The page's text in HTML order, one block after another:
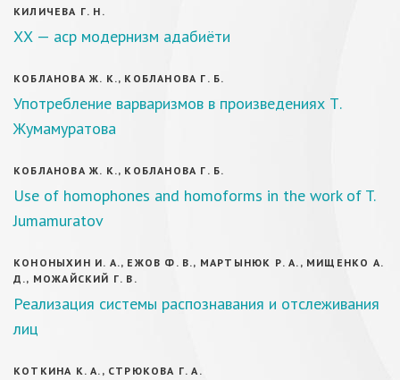
КИЛИЧЕВА Г. Н.
ХХ — аср модернизм адабиёти
КОБЛАНОВА Ж. К., КОБЛАНОВА Г. Б.
Употребление варваризмов в произведениях Т.
Жумамуратова
КОБЛАНОВА Ж. К., КОБЛАНОВА Г. Б.
Use of homophones and homoforms in the work of T.
Jumamuratov
КОНОНЫХИН И. А., ЕЖОВ Ф. В., МАРТЫНЮК Р. А., МИЩЕНКО А.
Д., МОЖАЙСКИЙ Г. В.
Реализация системы распознавания и отслеживания
лиц
КОТКИНА К. А., СТРЮКОВА Г. А.